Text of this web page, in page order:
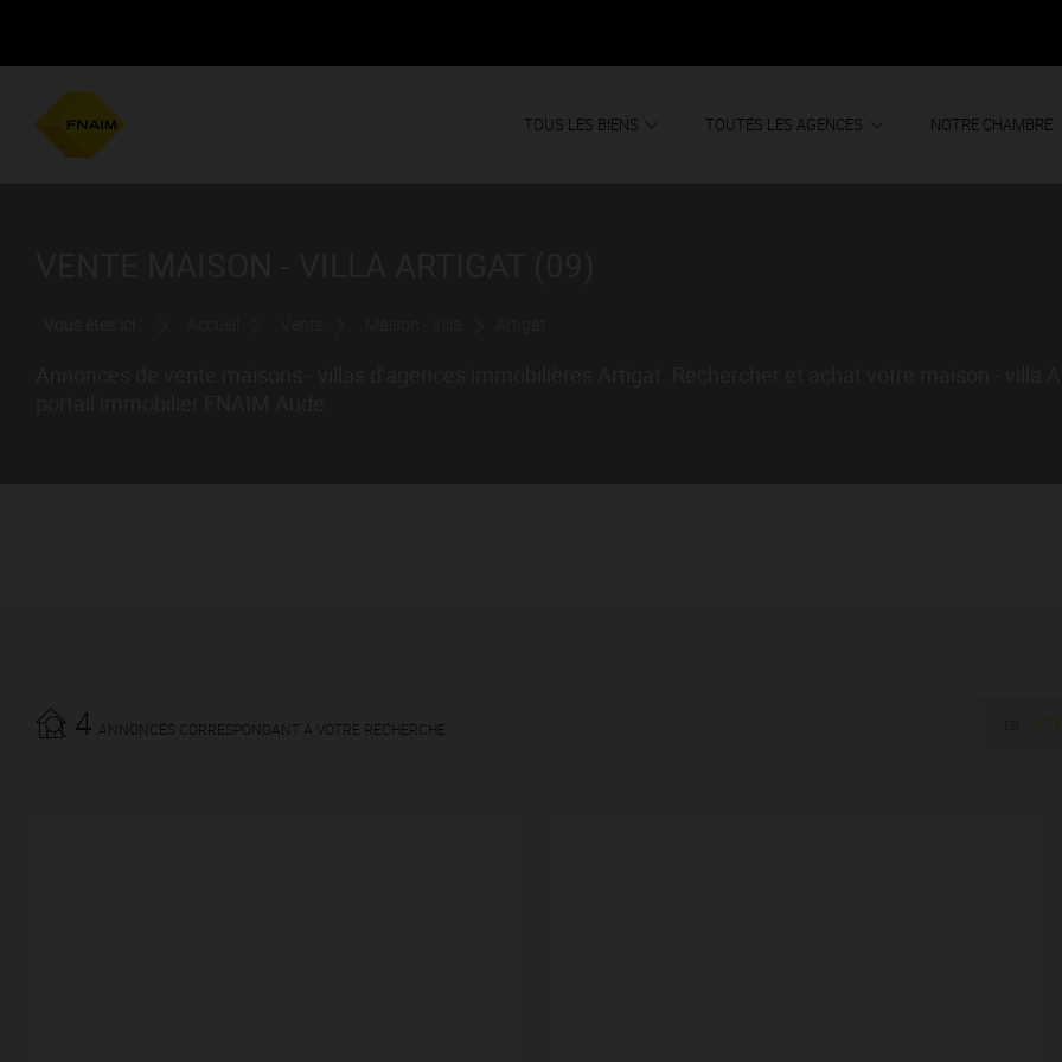
TOUS LES BIENS TOUTES LES AGENCES NOTRE CHAMBRE
4 ANNONCES CORRESPONDANT À VOTRE RECHERCHE. LISTE